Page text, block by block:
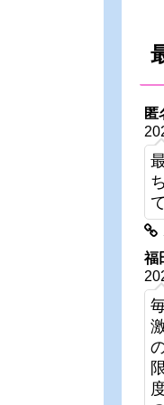
匿
福